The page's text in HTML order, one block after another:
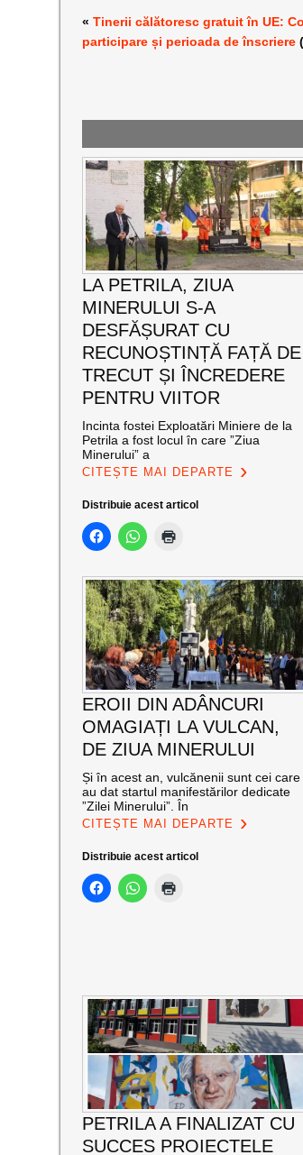
«Tinerii călătoresc gratuit în UE:
participare și perioada de înscriere
LA PETRILA, ZIUA
MINERULUI S-A
DESFĂȘURAT CU
RECUNOȘTINȚĂ FAȚĂ DE
TRECUT ȘI ÎNCREDERE
PENTRU VIITOR
Incinta fostei Exploatări Miniere de la
Petrila a fost locul în care ”Ziua
Minerului” a
CITEȘTE MAI DEPARTE
Distribuie acest articol
EROII DIN ADÂNCURI
OMAGIAȚI LA VULCAN,
DE ZIUA MINERULUI
Și în acest an, vulcănenii sunt cei care
au dat startul manifestărilor dedicate
”Zilei Minerului”. În
CITEȘTE MAI DEPARTE
Distribuie acest articol
PETRILA A FINALIZAT CU
SUCCES PROIECTELE